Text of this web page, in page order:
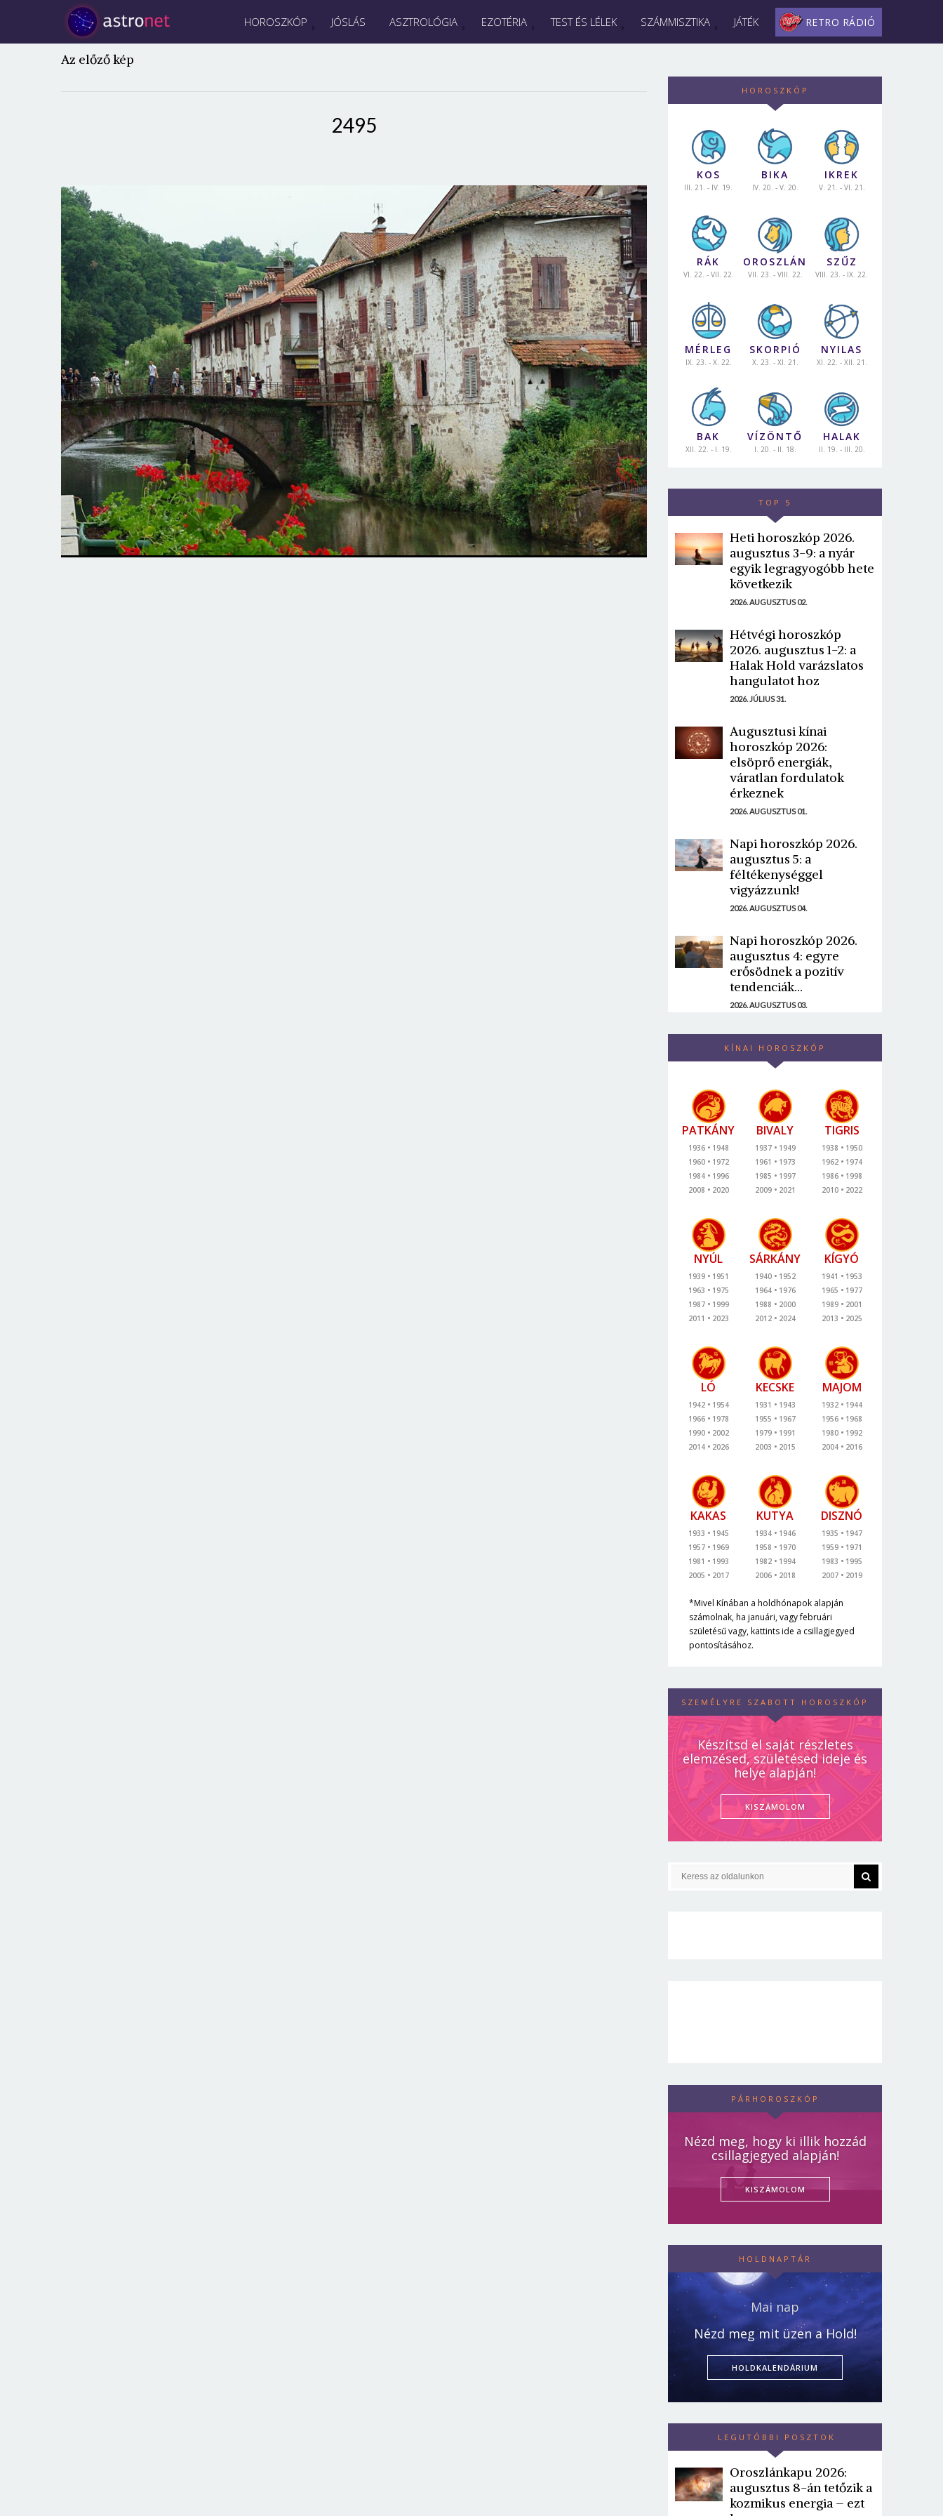
HOROSZKÓP JÓSLÁS ASZTROLÓGIA EZOTÉRIA TEST ÉS LÉLEK SZÁMMISZTIKA JÁTÉK RETRO RÁDIÓ
Az előző kép
2495
HOROSZKÓP
KOS
III. 21. - IV. 19.
BIKA
IV. 20. - V. 20.
IKREK
V. 21. - VI. 21.
RÁK
VI. 22. - VII. 22.
OROSZLÁN
VII. 23. - VIII. 22.
SZŰZ
VIII. 23. - IX. 22.
MÉRLEG
IX. 23. - X. 22.
SKORPIÓ
X. 23. - XI. 21.
NYILAS
XI. 22. - XII. 21.
BAK
XII. 22. - I. 19.
VÍZÖNTŐ
I. 20. - II. 18.
HALAK
II. 19. - III. 20.
TOP 5
Heti horoszkóp 2026.
augusztus 3-9: a nyár
egyik legragyogóbb hete
következik
2026. AUGUSZTUS 02.
Hétvégi horoszkóp
2026. augusztus 1-2: a
Halak Hold varázslatos
hangulatot hoz
2026. JÚLIUS 31.
Augusztusi kínai
horoszkóp 2026:
elsöprő energiák,
váratlan fordulatok
érkeznek
2026. AUGUSZTUS 01.
Napi horoszkóp 2026.
augusztus 5: a
féltékenységgel
vigyázzunk!
2026. AUGUSZTUS 04.
Napi horoszkóp 2026.
augusztus 4: egyre
erősödnek a pozitív
tendenciák...
2026. AUGUSZTUS 03.
KÍNAI HOROSZKÓP
PATKÁNY
1936
1948
1960
1972
1984
1996
2008
2020
BIVALY
1937
1949
1961
1973
1985
1997
2009
2021
TIGRIS
1938
1950
1962
1974
1986
1998
2010
2022
NYÚL
1939
1951
1963
1975
1987
1999
2011
2023
SÁRKÁNY
1940
1952
1964
1976
1988
2000
2012
2024
KÍGYÓ
1941
1953
1965
1977
1989
2001
2013
2025
LÓ
1942
1954
1966
1978
1990
2002
2014
2026
KECSKE
1931
1943
1955
1967
1979
1991
2003
2015
MAJOM
1932
1944
1956
1968
1980
1992
2004
2016
KAKAS
1933
1945
1957
1969
1981
1993
2005
2017
KUTYA
1934
1946
1958
1970
1982
1994
2006
2018
DISZNÓ
1935
1947
1959
1971
1983
1995
2007
2019
*Mivel Kínában a holdhónapok alapján
számolnak, ha januári, vagy februári
születésű vagy, kattints ide a csillagjegyed
pontosításához.
SZEMÉLYRE SZABOTT HOROSZKÓP
Készítsd el saját részletes
elemzésed, születésed ideje és
helye alapján!
KISZÁMOLOM
PÁRHOROSZKÓP
Nézd meg, hogy ki illik hozzád
csillagjegyed alapján!
KISZÁMOLOM
HOLDNAPTÁR
Mai nap
Nézd meg mit üzen a Hold!
HOLDKALENDÁRIUM
LEGUTÓBBI POSZTOK
Oroszlánkapu 2026:
augusztus 8-án tetőzik a
kozmikus energia – ezt